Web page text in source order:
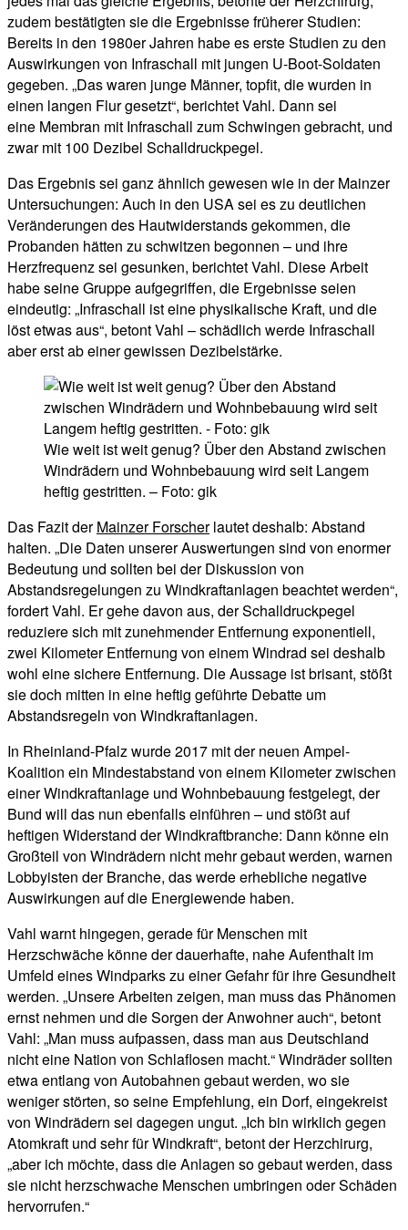
zudem bestätigten sie die Ergebnisse früherer Studien:
Bereits in den 1980er Jahren habe es erste Studien zu den
Auswirkungen von Infraschall mit jungen U-Boot-Soldaten
gegeben. „Das waren junge Männer, topfit, die wurden in
einen langen Flur gesetzt“, berichtet Vahl. Dann sei
eine Membran mit Infraschall zum Schwingen gebracht, und
zwar mit 100 Dezibel Schalldruckpegel.
Das Ergebnis sei ganz ähnlich gewesen wie in der Mainzer
Untersuchungen: Auch in den USA sei es zu deutlichen
Veränderungen des Hautwiderstands gekommen, die
Probanden hätten zu schwitzen begonnen – und ihre
Herzfrequenz sei gesunken, berichtet Vahl. Diese Arbeit
habe seine Gruppe aufgegriffen, die Ergebnisse seien
eindeutig: „Infraschall ist eine physikalische Kraft, und die
löst etwas aus“, betont Vahl – schädlich werde Infraschall
aber erst ab einer gewissen Dezibelstärke.
Wie weit ist weit genug? Über den Abstand zwischen
Windrädern und Wohnbebauung wird seit Langem
heftig gestritten. – Foto: gik
Das Fazit derMainzer Forscherlautet deshalb: Abstand
halten. „Die Daten unserer Auswertungen sind von enormer
Bedeutung und sollten bei der Diskussion von
Abstandsregelungen zu Windkraftanlagen beachtet werden“,
fordert Vahl. Er gehe davon aus, der Schalldruckpegel
reduziere sich mit zunehmender Entfernung exponentiell,
zwei Kilometer Entfernung von einem Windrad sei deshalb
wohl eine sichere Entfernung. Die Aussage ist brisant, stößt
sie doch mitten in eine heftig geführte Debatte um
Abstandsregeln von Windkraftanlagen.
In Rheinland-Pfalz wurde 2017 mit der neuen Ampel-
Koalition ein Mindestabstand von einem Kilometer zwischen
einer Windkraftanlage und Wohnbebauung festgelegt, der
Bund will das nun ebenfalls einführen – und stößt auf
heftigen Widerstand der Windkraftbranche: Dann könne ein
Großteil von Windrädern nicht mehr gebaut werden, warnen
Lobbyisten der Branche, das werde erhebliche negative
Auswirkungen auf die Energiewende haben.
Vahl warnt hingegen, gerade für Menschen mit
Herzschwäche könne der dauerhafte, nahe Aufenthalt im
Umfeld eines Windparks zu einer Gefahr für ihre Gesundheit
werden. „Unsere Arbeiten zeigen, man muss das Phänomen
ernst nehmen und die Sorgen der Anwohner auch“, betont
Vahl: „Man muss aufpassen, dass man aus Deutschland
nicht eine Nation von Schlaflosen macht.“ Windräder sollten
etwa entlang von Autobahnen gebaut werden, wo sie
weniger störten, so seine Empfehlung, ein Dorf, eingekreist
von Windrädern sei dagegen ungut. „Ich bin wirklich gegen
Atomkraft und sehr für Windkraft“, betont der Herzchirurg,
„aber ich möchte, dass die Anlagen so gebaut werden, dass
sie nicht herzschwache Menschen umbringen oder Schäden
hervorrufen.“